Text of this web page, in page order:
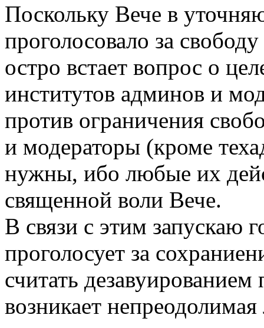
Поскольку Вече в
проголосовало за
остро встает вопрос о
институтов админов и
против ограничения
и модераторы (кроме
нужны, ибо любые их
священной воли Вече.
В связи с этим запускаю
проголосует за
считать
возникает